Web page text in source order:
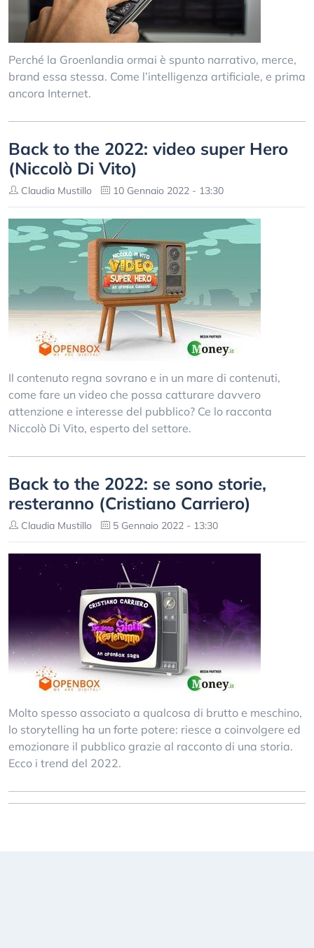
Perché la Groenlandia ormai è spunto narrativo, merce,
brand essa stessa. Come l’intelligenza artificiale, e prima
ancora Internet.
Back to the 2022: video super Hero
(Niccolò Di Vito)
Claudia Mustillo 10 Gennaio 2022 - 13:30
Il contenuto regna sovrano e in un mare di contenuti,
come fare un video che possa catturare davvero
attenzione e interesse del pubblico? Ce lo racconta
Niccolò Di Vito, esperto del settore.
Back to the 2022: se sono storie,
resteranno (Cristiano Carriero)
Claudia Mustillo 5 Gennaio 2022 - 13:30
Molto spesso associato a qualcosa di brutto e meschino,
lo storytelling ha un forte potere: riesce a coinvolgere ed
emozionare il pubblico grazie al racconto di una storia.
Ecco i trend del 2022.